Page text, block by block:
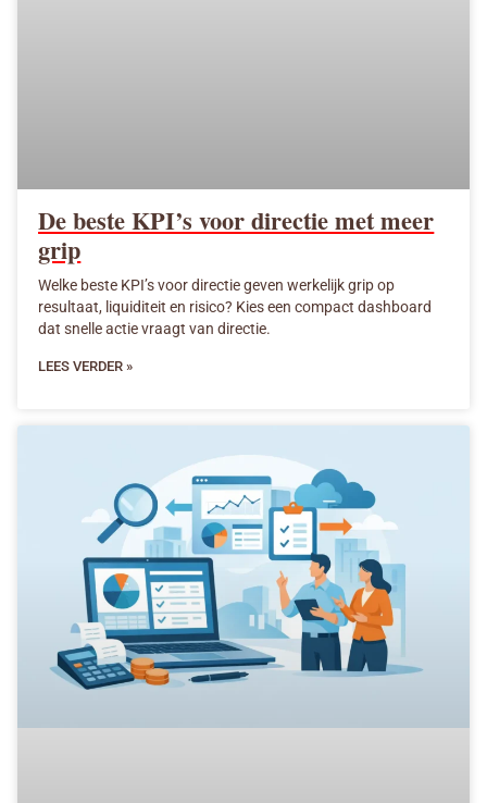
De beste KPI’s voor directie met meer
grip
Welke beste KPI’s voor directie geven werkelijk grip op
resultaat, liquiditeit en risico? Kies een compact dashboard
dat snelle actie vraagt van directie.
LEES VERDER »